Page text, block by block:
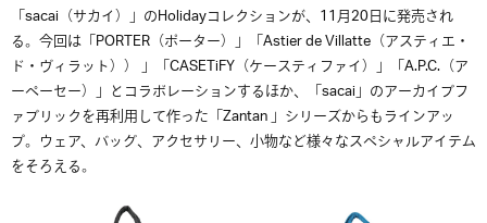
「sacai（サカイ）」のHolidayコレクションが、11月20日に発売され
る。今回は「PORTER（ポーター）」「Astier de Villatte（アスティエ・
ド・ヴィラット）） 」「CASETiFY（ケースティファイ）」「A.P.C.（ア
ーペーセー）」とコラボレーションするほか、「sacai」のアーカイブフ
ァブリックを再利用して作った「Zantan 」シリーズからもラインアッ
プ。ウェア、バッグ、アクセサリー、小物など様々なスペシャルアイテム
をそろえる。